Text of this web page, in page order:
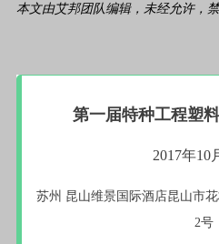
本文由艾邦团队编辑，未经允许，
第一届特种工程塑
2017年10
苏州 昆山维景国际酒店昆山市
2号